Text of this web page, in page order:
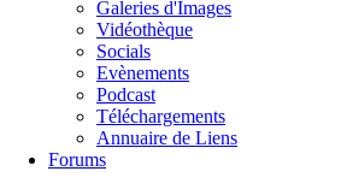
Galeries d'Images
Vidéothèque
Socials
Evènements
Podcast
Téléchargements
Annuaire de Liens
Forums